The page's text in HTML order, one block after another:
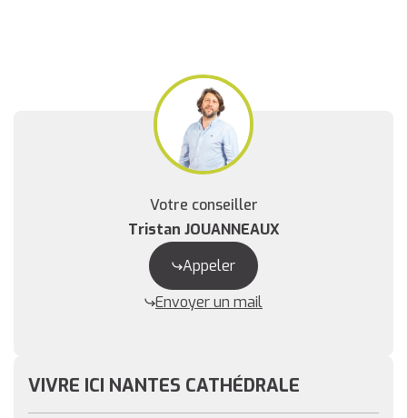
Votre conseiller
Tristan JOUANNEAUX
Appeler
Envoyer un mail
VIVRE ICI NANTES CATHÉDRALE